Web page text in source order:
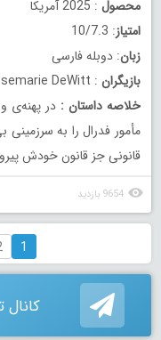
محصول : 2025 آمریکا
امتیاز: 10/7.3
زبان: دوبله فارسی
بازیگران : Eric Bana, Sam Neill, Rosemarie DeWitt
خلاصه داستان : در پهنه‌ی
مأمور فدرال را به
قانونی جز قانون خودش
9654 بازدید
1
کانال